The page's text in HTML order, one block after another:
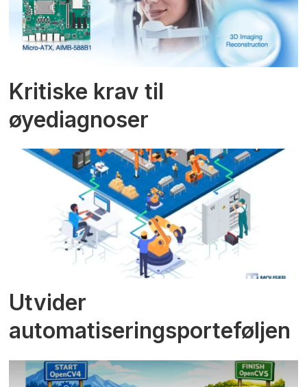
Kritiske krav til
øyediagnoser
Utvider
automatiseringsporteføljen